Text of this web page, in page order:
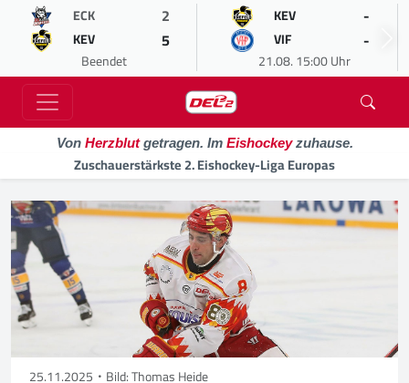
ECK 2
KEV 5
Beendet
KEV -
VIF -
21.08. 15:00 Uhr
Von Herzblutgetragen. Im Eishockeyzuhause.
Zuschauerstärkste 2. Eishockey-Liga Europas
25.11.2025 Bild: Thomas Heide